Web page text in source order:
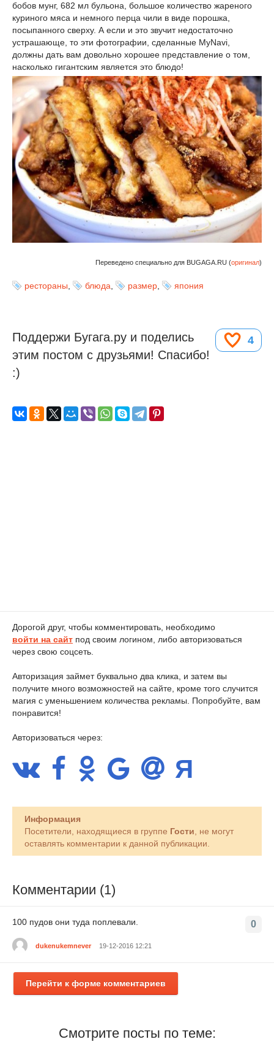
бобов мунг, 682 мл бульона, большое количество жареного
куриного мяса и немного перца чили в виде порошка,
посыпанного сверху. А если и это звучит недостаточно
устрашающе, то эти фотографии, сделанные MyNavi,
должны дать вам довольно хорошее представление о том,
насколько гигантским является это блюдо!
Переведено специально для BUGAGA.RU (оригинал)
рестораны блюда размер япония
4
Поддержи Бугага.ру и поделись
этим постом с друзьями! Спасибо!
:)
Дорогой друг, чтобы комментировать, необходимо
войти на сайт под своим логином, либо авторизоваться
через свою соцсеть.
Авторизация займет буквально два клика, и затем вы
получите много возможностей на сайте, кроме того случится
магия с уменьшением количества рекламы. Попробуйте, вам
понравится!
Авторизоваться через:
Информация
Посетители, находящиеся в группе Гости , не могут
оставлять комментарии к данной публикации.
Комментарии (1)
0
100 пудов они туда поплевали.
dukenukemnever 19-12-2016 12:21
Перейти к форме комментариев
Смотрите посты по теме: